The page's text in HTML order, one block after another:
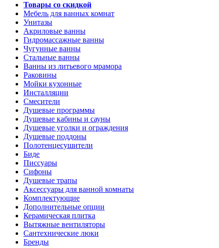
Товары со скидкой
Мебель для ванных комнат
Унитазы
Акриловые ванны
Гидромассажные ванны
Чугунные ванны
Стальные ванны
Ванны из литьевого мрамора
Раковины
Мойки кухонные
Инсталляции
Смесители
Душевые программы
Душевые кабины и сауны
Душевые уголки и ограждения
Душевые поддоны
Полотенцесушители
Биде
Писсуары
Сифоны
Душевые трапы
Аксессуары для ванной комнаты
Комплектующие
Дополнительные опции
Керамическая плитка
Вытяжные вентиляторы
Сантехнические люки
Бренды